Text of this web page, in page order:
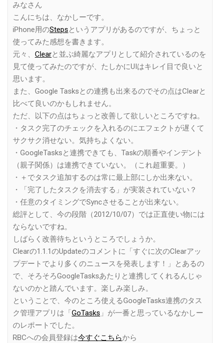
みなさん
こんにちは、なかしーです。
iPhone用のStepsというアプリがあるのですが、ちょっと
使ってみた感想を書きます。
元々、 Clearと並ぶ綺麗なアプリとして紹介されているのを
見て使ってみたのですが、たしかにUIはキレイ目で良いと
思います。
また、Google Tasksとの連携も出来るのでその点はClearと
比べて良いのかもしれません。
ただ、以下の点はちょっと改善して欲しいところですね。
・タスク完了のチェックを入れるのにエフェクトが遅くて
サクサク消せない。気持ちよくない。
・GoogleTasksと連携できても、Taskの順番やインデント
（親子関係）は連携できていない。（これ超重要。）
・＋でタスク追加するのは常に最上部にしか出来ない。
・「完了したタスクを消去する」が実装されていない？
・任意のタイミングでSyncさせることが出来ない。
総評として、今の段階（2012/10/07）では正直使い物には
ならないですね。
しばらく改善待ちというところでしょうか。
Clearの1.1.1のUpdateのコメントに「すぐに次のClearアッ
プデートでより多くのニュースを発表します！」とあるの
で、そろそろGoogleTasksあたりと連携してくれるんじゃ
ないのかと踏んでいます。楽しみ楽しみ。
ということで、今のところ使えるGoogleTasks連携のタス
ク管理アプリは「GoTasks 」が一番と思っているなかしー
のレポートでした。
RBCへの会員登録は今すぐこちらから